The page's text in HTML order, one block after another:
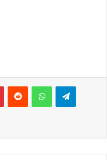
PinterestReddit WhatsApp